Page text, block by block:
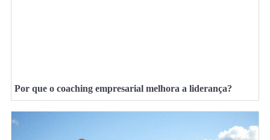
Por que o coaching empresarial melhora a liderança?